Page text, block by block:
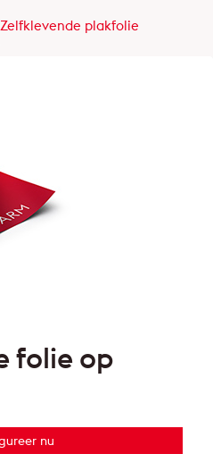
Zelfklevende plakfolie
folie op
nu